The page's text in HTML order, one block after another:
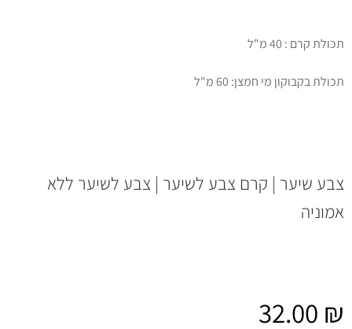
תכולת קרם : 40 מ"ל
תכולת בקבוקון מי חמצן: 60 מ"ל
צבע שיער | קרם צבע לשיער | צבע לשיער ללא
אמוניה
32.00 ₪